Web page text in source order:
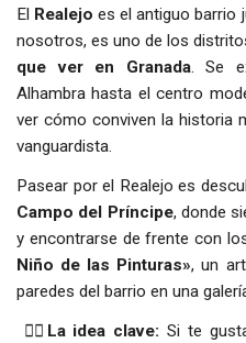
El Realejo es el antiguo barrio
nosotros, es uno de los
que ver en Granada. Se
Alhambra hasta el centro
ver cómo conviven la historia
vanguardista.
Pasear por el Realejo es
Campo del Príncipe, donde
y encontrarse de frente con
Niño de las Pinturas», un
paredes del barrio en una
👉🏻 La idea clave: Si te